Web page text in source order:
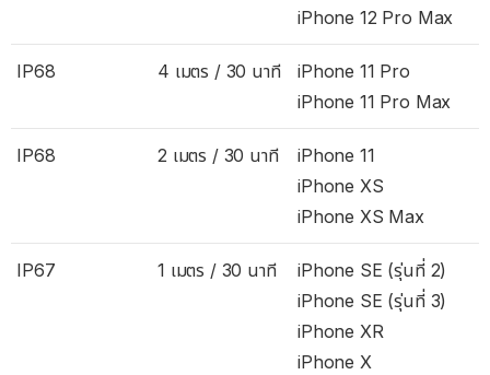
iPhone 12 Pro Max
IP68 4 เมตร / 30 นาที
iPhone 11 Pro
iPhone 11 Pro Max
IP68 2 เมตร / 30 นาที
iPhone 11
iPhone XS
iPhone XS Max
IP67 1 เมตร / 30 นาที
iPhone SE (รุ่นที่ 2)
iPhone SE (รุ่นที่ 3)
iPhone XR
iPhone X